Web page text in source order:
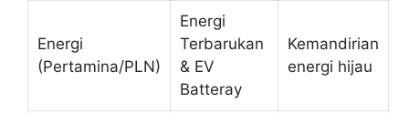
Energi
(Pertamina/PLN)
Energi
Terbarukan
& EV
Batteray
Kemandirian
energi hijau